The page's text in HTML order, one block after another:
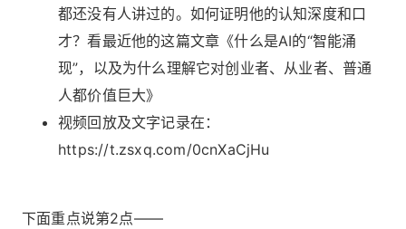
都还没有人讲过的。如何证明他的认知深度和口
才？看最近他的这篇文章《什么是AI的“智能涌
现”，以及为什么理解它对创业者、从业者、普通
人都价值巨大》
视频回放及文字记录在：
https://t.zsxq.com/0cnXaCjHu
下面重点说第2点——